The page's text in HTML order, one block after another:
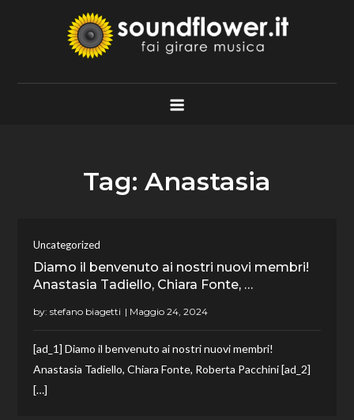
Soundflower.it
Fai Girare Musica
Tag: Anastasia
Uncategorized
Diamo il benvenuto ai nostri nuovi membri!
Anastasia Tadiello, Chiara Fonte, …
by:stefano biagetti
[ad_1] Diamo il benvenuto ai nostri nuovi membri!
Anastasia Tadiello, Chiara Fonte, Roberta Pacchini [ad_2]
[…]